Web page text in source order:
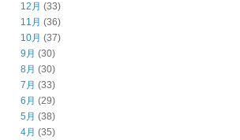
12月 (33)
11月 (36)
10月 (37)
9月 (30)
8月 (30)
7月 (33)
6月 (29)
5月 (38)
4月 (35)